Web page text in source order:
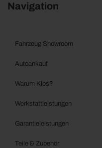
Navigation
Fahrzeug Showroom
Autoankauf
Warum Klos?
Werkstattleistungen
Garantieleistungen
Teile & Zubehör